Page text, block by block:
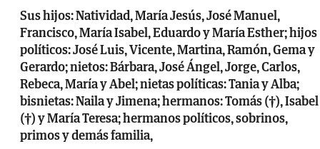
Sus hijos: Natividad, María Jesús, José Manuel,
Francisco, María Isabel, Eduardo y María Esther; hijos
políticos: José Luis, Vicente, Martina, Ramón, Gema y
Gerardo; nietos: Bárbara, José Ángel, Jorge, Carlos,
Rebeca, María y Abel; nietas políticas: Tania y Alba;
bisnietas: Naila y Jimena; hermanos: Tomás (†), Isabel
(†) y María Teresa; hermanos políticos, sobrinos,
primos y demás familia,